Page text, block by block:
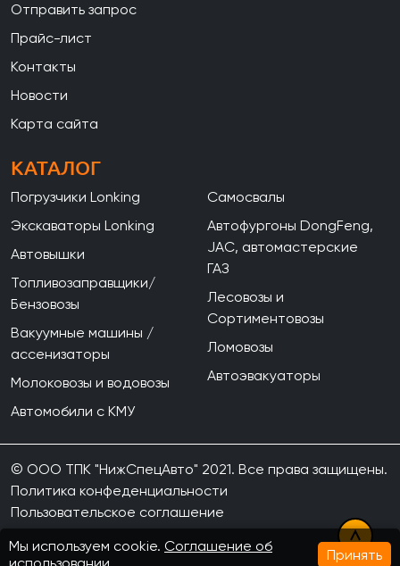
Отправить запрос
Прайс-лист
Контакты
Новости
Карта сайта
КАТАЛОГ
Погрузчики Lonking
Экскаваторы Lonking
Автовышки
Топливозаправщики/
Бензовозы
Вакуумные машины /
ассенизаторы
Молоковозы и водовозы
Автомобили с КМУ
Самосвалы
Автофургоны DongFeng,
JAC, автомастерские
ГАЗ
Лесовозы и
Сортиментовозы
Ломовозы
Автоэвакуаторы
© ООО ТПК "НижСпецАвто" 2021. Все права защищены.
Политика конфеденциальности
Пользовательское соглашение
Мы используем cookie. Соглашение об
Принять